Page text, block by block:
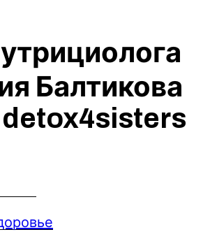
Балтикова